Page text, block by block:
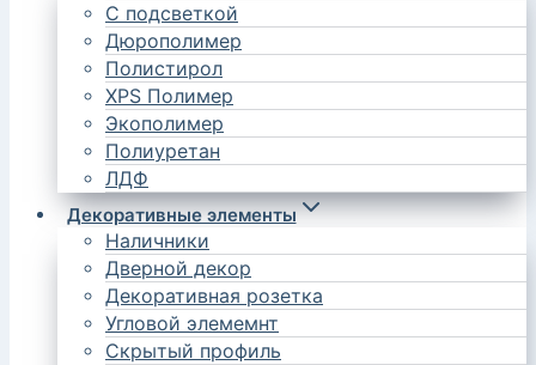
С подсветкой
Дюрополимер
Полистирол
XPS Полимер
Экополимер
Полиуретан
ЛДФ
Декоративные элементы
Наличники
Дверной декор
Декоративная розетка
Угловой элемемнт
Скрытый профиль